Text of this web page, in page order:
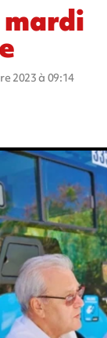
mardi
2023 à 09:14